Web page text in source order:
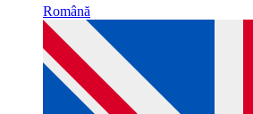
Română